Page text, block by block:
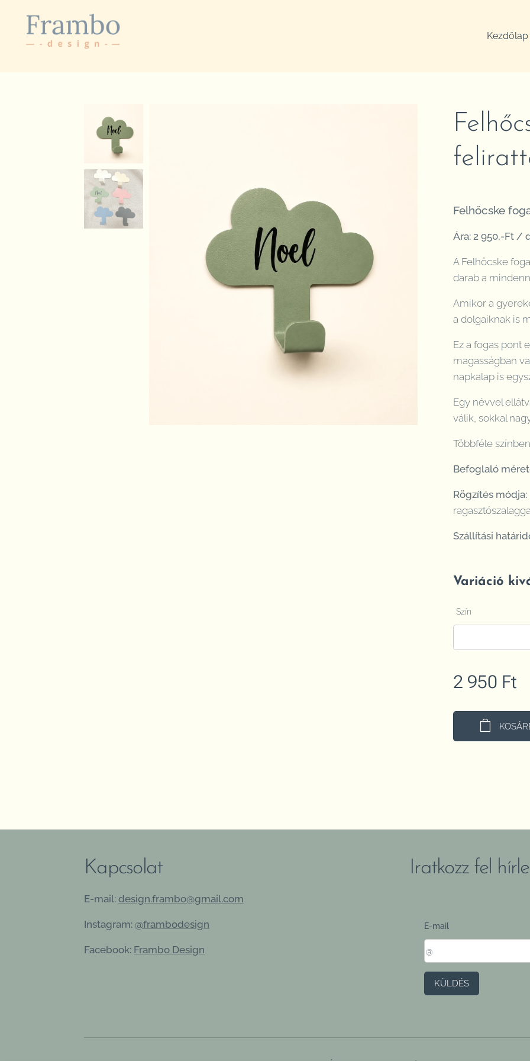
Kezdőlap
Felhőcske
Ára: 2 950,-Ft /
A Felhőcske
darab a
Amikor a
a dolgaiknak is
Ez a fogas pont
magasságban
napkalap is
Egy névvel
válik, sokkal
Többféle
Befoglaló
Rögzítés módja:
Szállítási
Variáció
Szín
2 950 Ft
Kapcsolat
E-mail: design.frambo@gmail.com
Instagram: @frambodesign
Facebook: Frambo Design
Iratkozz fel
E-mail
KÜLDÉS